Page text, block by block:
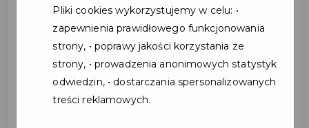
wszystkich miłośników
wodnych przygód!
Pliki cookies wykorzystujemy w celu: •
zapewnienia prawidłowego funkcjonowania
strony, • poprawy jakości korzystania ze
strony, • prowadzenia anonimowych statystyk
odwiedzin, • dostarczania spersonalizowanych
treści reklamowych.